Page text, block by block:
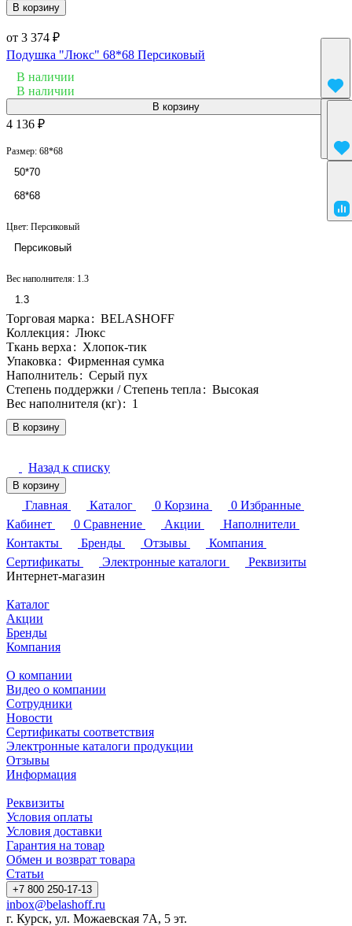
В корзину
от 3 374 ₽
Подушка "Люкс" 68*68 Персиковый
В наличии
В корзину
В наличии
В корзину
4 136 ₽
Размер: 68*68
50*70
68*68
Цвет: Персиковый
Персиковый
Вес наполнителя: 1.3
1.3
Торговая марка : BELASHOFF
Коллекция: Люкс
Ткань верха : Хлопок-тик
Упаковка : Фирменная сумка
Наполнитель: Серый пух
Степень поддержки / Степень тепла : Высокая
Вес наполнителя (кг): 1
Назад к списку
В корзину
Главная Каталог 0 Корзина 0 Избранные
Кабинет
0 Сравнение Акции
Наполнители
Контакты
Бренды Отзывы
Компания
Сертификаты
Электронные каталоги
Реквизиты
Интернет-магазин
Каталог
Акции
Бренды
Компания
О компании
Видео о компании
Сотрудники
Новости
Сертификаты соответствия
Электронные каталоги продукции
Отзывы
Информация
Реквизиты
Условия оплаты
Условия доставки
Гарантия на товар
Обмен и возврат товара
Статьи
+7 800 250-17-13
inbox@belashoff.ru
г. Курск, ул. Можаевская 7А, 5 эт.